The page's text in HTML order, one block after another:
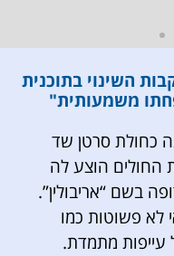
המזונבת)
השינוי בתוכנית
משמעותית"
כחולת סרטן שד
החולים הוצע לה
בשם “אריבולין”.
לא פשוטות כמו
מתמדת.